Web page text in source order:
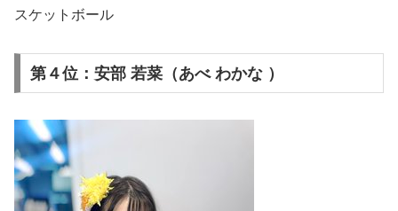
スケットボール
第４位：安部 若菜（あべ わかな ）